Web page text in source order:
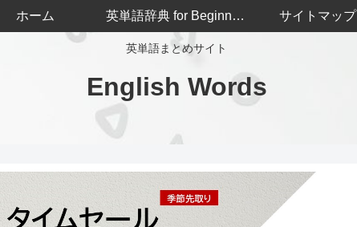
英単語まとめサイト
English Words
ホーム 英単語辞典 for Beginners サイトマップ